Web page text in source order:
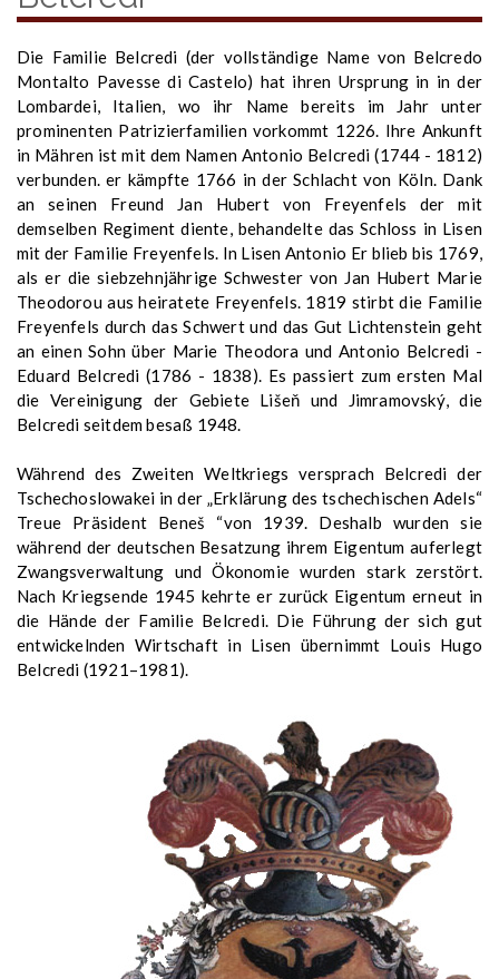
Die Familie Belcredi (der vollständige Name von Belcredo
Montalto Pavesse di Castelo) hat ihren Ursprung in in der
Lombardei, Italien, wo ihr Name bereits im Jahr unter
prominenten Patrizierfamilien vorkommt 1226. Ihre Ankunft
in Mähren ist mit dem Namen Antonio Belcredi (1744 - 1812)
verbunden. er kämpfte 1766 in der Schlacht von Köln. Dank
an seinen Freund Jan Hubert von Freyenfels der mit
demselben Regiment diente, behandelte das Schloss in Lisen
mit der Familie Freyenfels. In Lisen Antonio Er blieb bis 1769,
als er die siebzehnjährige Schwester von Jan Hubert Marie
Theodorou aus heiratete Freyenfels. 1819 stirbt die Familie
Freyenfels durch das Schwert und das Gut Lichtenstein geht
an einen Sohn über Marie Theodora und Antonio Belcredi -
Eduard Belcredi (1786 - 1838). Es passiert zum ersten Mal
die Vereinigung der Gebiete Lišeň und Jimramovský, die
Belcredi seitdem besaß 1948.
Während des Zweiten Weltkriegs versprach Belcredi der
Tschechoslowakei in der „Erklärung des tschechischen Adels“
Treue Präsident Beneš “von 1939. Deshalb wurden sie
während der deutschen Besatzung ihrem Eigentum auferlegt
Zwangsverwaltung und Ökonomie wurden stark zerstört.
Nach Kriegsende 1945 kehrte er zurück Eigentum erneut in
die Hände der Familie Belcredi. Die Führung der sich gut
entwickelnden Wirtschaft in Lisen übernimmt Louis Hugo
Belcredi (1921–1981).